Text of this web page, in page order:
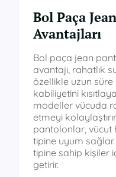
Bol Paça
Avantajları
Bol paça jean
avantajı, rahatlık
özellikle uzun
kabiliyetini
modeller vücuda
etmeyi
pantolonlar, vücut
tipine uyum
tipine sahip kişiler
getirir.